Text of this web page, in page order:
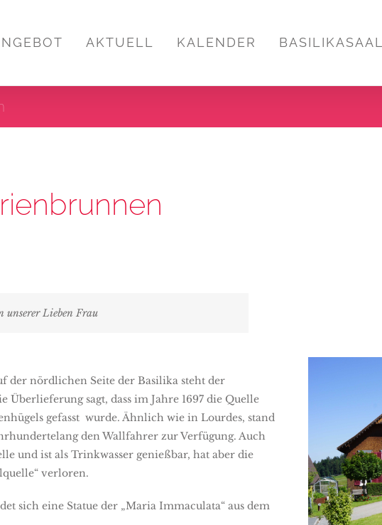
AKTUELL KALENDER BASILIKASAAL
unserer Lieben Frau
der nördlichen Seite der Basilika steht der
Überlieferung sagt, dass im Jahre 1697 die Quelle
gefasst wurde. Ähnlich wie in Lourdes, stand
den Wallfahrer zur Verfügung. Auch
und ist als Trinkwasser genießbar, hat aber die
verloren.
sich eine Statue der „Maria Immaculata“ aus dem